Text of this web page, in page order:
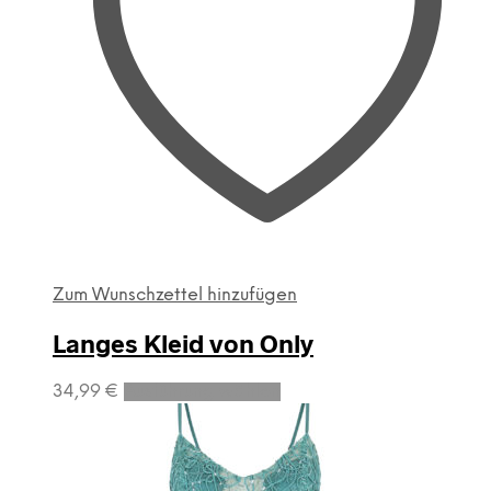
Zum Wunschzettel hinzufügen
Langes Kleid von Only
34,99 €
Dieses
Produkt
weist
mehrere
Varianten